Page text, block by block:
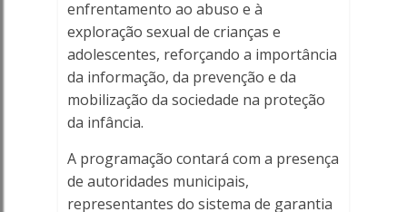
Ferreira
Online
enfrentamento ao abuso e à
exploração sexual de crianças e
adolescentes, reforçando a importância
da informação, da prevenção e da
mobilização da sociedade na proteção
da infância.
A programação contará com a presença
de autoridades municipais,
representantes do sistema de garantia